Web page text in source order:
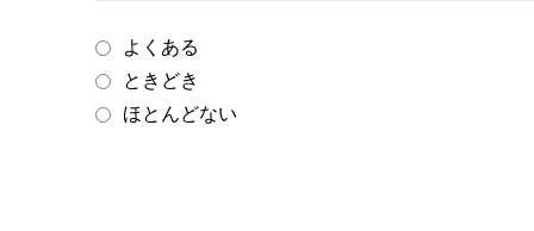
よくある
ときどき
ほとんどない